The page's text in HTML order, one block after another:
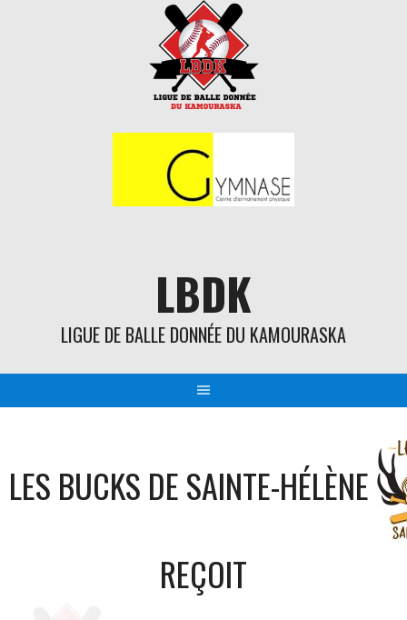
LBDK
LIGUE DE BALLE DONNÉE DU KAMOURASKA
LES BUCKS DE SAINTE-HÉLÈNE
REÇOIT